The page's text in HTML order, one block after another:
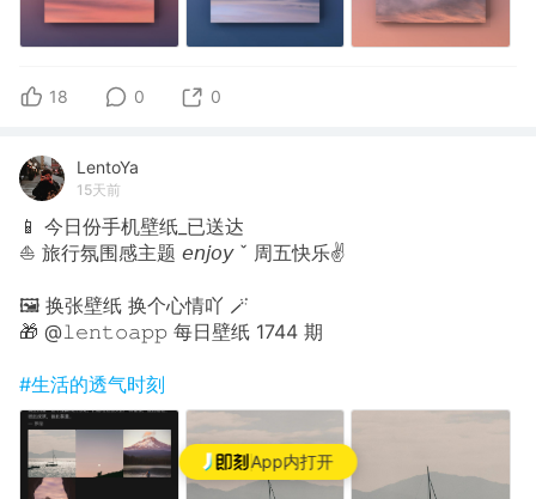
App内打开
18 0 0
LentoYa
15天前
📱 今日份手机壁纸_已送达
⛵️ 旅行氛围感主题 𝘦𝘯𝘫𝘰𝘺 ˇ 周五快乐✌
🖼 换张壁纸 换个心情吖 🪄
🎁 @𝚕𝚎𝚗𝚝𝚘𝚊𝚙𝚙 每日壁纸 1744 期
#生活的透气时刻